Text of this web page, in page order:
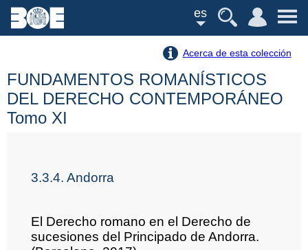
es
Acerca de esta colección
FUNDAMENTOS ROMANÍSTICOS
DEL DERECHO CONTEMPORÁNEO
Tomo XI
3.3.4. Andorra
El Derecho romano en el Derecho de
sucesiones del Principado de Andorra.